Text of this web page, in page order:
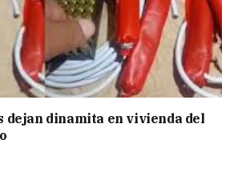
dejan dinamita en vivienda del